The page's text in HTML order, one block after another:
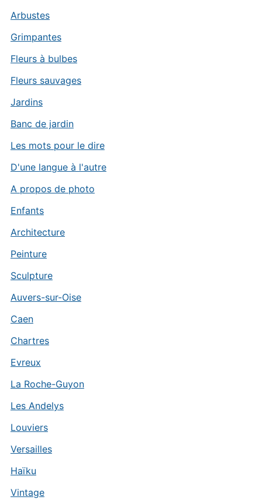
Arbustes
Grimpantes
Fleurs à bulbes
Fleurs sauvages
Jardins
Banc de jardin
Les mots pour le dire
D'une langue à l'autre
A propos de photo
Enfants
Architecture
Peinture
Sculpture
Auvers-sur-Oise
Caen
Chartres
Evreux
La Roche-Guyon
Les Andelys
Louviers
Versailles
Haïku
Vintage